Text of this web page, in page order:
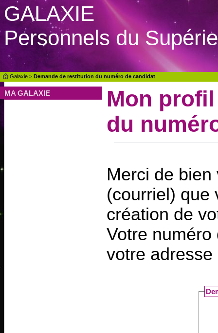
GALAXIE
Personnels du
Galaxie > Demande de restitution du numéro de candidat
MA GALAXIE
Mon
du
Merci de
(courriel) que
création de
Votre
votre